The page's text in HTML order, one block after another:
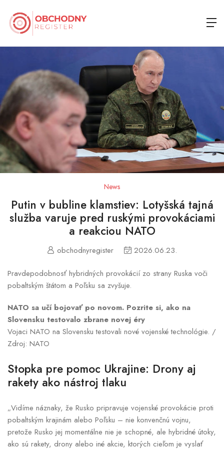
News
Putin v bubline klamstiev: Lotyšská tajná
služba varuje pred ruskými provokáciami
a reakciou NATO
obchodnyregister 2026.06.23.
Pravdepodobnosť hybridných provokácií zo strany Ruska voči
pobaltským štátom a Poľsku sa zvyšuje.
NATO sa učí bojovať po novom. Pozrite si, ako na
Slovensku testovalo zbrane novej éry
Vojaci NATO na Slovensku testovali nové vojenské technológie. /
Zdroj: NATO
Stopka pre pomoc Ukrajine: Drony aj
rakety ako nástroj tlaku
„Vidíme náznaky, že Rusko pripravuje vojenské provokácie proti
pobaltským krajinám alebo Poľsku – nie konvenčnú vojnu,
pretože Rusko jej momentálne nie je schopné, ale hybridné útoky,
ako sú rakety, drony alebo iné akcie, ktorých cieľom je vyslať